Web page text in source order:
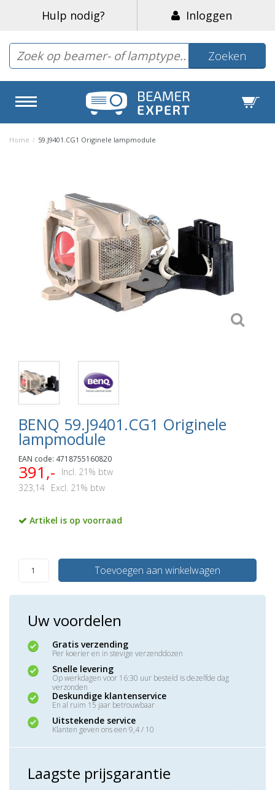
Hulp nodig? Inloggen
Zoeken
Home / 59.J9401.CG1 Originele lampmodule
BENQ 59.J9401.CG1 Originele
lampmodule
EAN code: 4718755160820
391,-
Incl. 21% btw
323,14 Excl. 21% btw
Artikel is op voorraad
Toevoegen aan winkelwagen
Uw voordelen
Gratis verzending
Per koerier en in stevige verzenddozen
Snelle levering
Op werkdagen voor 16:30 uur besteld is dezelfde dag
verzonden
Deskundige klantenservice
En al ruim 15 jaar betrouwbaar
Uitstekende service
Klanten geven ons een 9,4 / 10
Laagste prijsgarantie